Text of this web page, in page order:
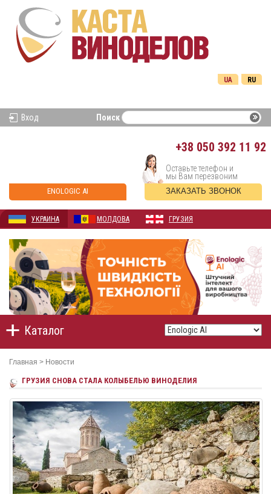
RU
UA
Вход Поиск
+38 050 392 11 92
ENOLOGIC AI
Оставьте телефон и
мы Вам перезвоним
ЗАКАЗАТЬ ЗВОНОК
УКРАИНА МОЛДОВА ГРУЗИЯ
Каталог
Главная > Новости
ГРУЗИЯ СНОВА СТАЛА КОЛЫБЕЛЬЮ ВИНОДЕЛИЯ